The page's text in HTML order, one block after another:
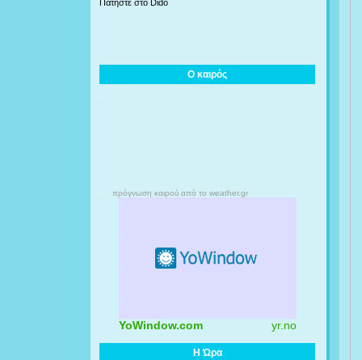
Πατήστε στο Dido
Ο καιρός
πρόγνωση καιρού από το weather.gr
YoWindow.com yr.no
Η Ώρα